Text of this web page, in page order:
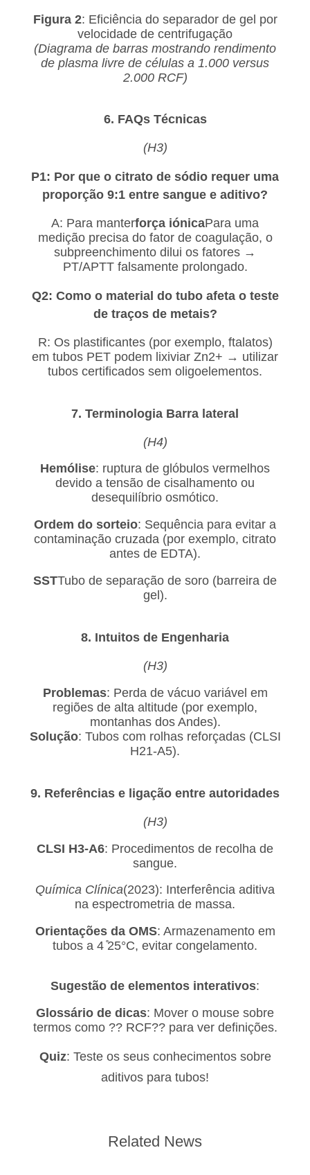
Figura 2: Eficiência do separador de gel por
velocidade de centrifugação
(Diagrama de barras mostrando rendimento
de plasma livre de células a 1.000 versus
2.000 RCF)
6. FAQs Técnicas
(H3)
P1: Por que o citrato de sódio requer uma
proporção 9:1 entre sangue e aditivo?
A: Para manterforça iónicaPara uma
medição precisa do fator de coagulação, o
subpreenchimento dilui os fatores →
PT/APTT falsamente prolongado.
Q2: Como o material do tubo afeta o teste
de traços de metais?
R: Os plastificantes (por exemplo, ftalatos)
em tubos PET podem lixiviar Zn2+ → utilizar
tubos certificados sem oligoelementos.
7. Terminologia Barra lateral
(H4)
Hemólise: ruptura de glóbulos vermelhos
devido a tensão de cisalhamento ou
desequilíbrio osmótico.
Ordem do sorteio: Sequência para evitar a
contaminação cruzada (por exemplo, citrato
antes de EDTA).
SSTTubo de separação de soro (barreira de
gel).
8. Intuitos de Engenharia
(H3)
Problemas: Perda de vácuo variável em
regiões de alta altitude (por exemplo,
montanhas dos Andes).
Solução: Tubos com rolhas reforçadas (CLSI
H21-A5).
9. Referências e ligação entre autoridades
(H3)
CLSI H3-A6: Procedimentos de recolha de
sangue.
Química Clínica(2023): Interferência aditiva
na espectrometria de massa.
Orientações da OMS: Armazenamento em
tubos a 4 ̊25°C, evitar congelamento.
Sugestão de elementos interativos:
Glossário de dicas: Mover o mouse sobre
termos como ?? RCF?? para ver definições.
Quiz: Teste os seus conhecimentos sobre
aditivos para tubos!
Related News